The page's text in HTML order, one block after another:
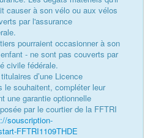
causer à son vélo ou aux vélos
par l'assurance
pourraient occasionner à son
- ne sont pas couverts par
civile fédérale.
d’une Licence
le souhaitent, compléter leur
une garantie optionnelle
par le courtier de la FFTRI
souscription-
FFTRI1109THDE